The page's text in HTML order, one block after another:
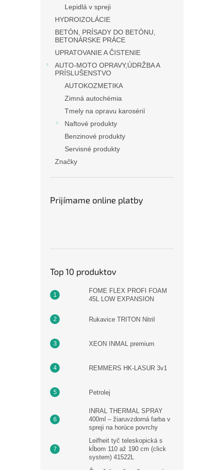
Lepidlá v spreji
HYDROIZOLÁCIE
BETÓN, PRÍSADY DO BETÓNU,
BETONÁRSKE PRÁCE
UPRATOVANIE A ČISTENIE
AUTO-MOTO OPRAVY,ÚDRŽBA A
PRÍSLUŠENSTVO
AUTOKOZMETIKA
Zimná autochémia
Tmely na opravu karosérií
Naftové produkty
Benzinové produkty
Servisné produkty
Značky
Prijímame online platby
Top 10 produktov
FOME FLEX PROFI FOAM
45L LOW EXPANSION
Rukavice TRITON Nitril
XEON INMAL premium
REMMERS HK-LASUR 3v1
Petrolej
INRAL THERMAL SPRAY
400ml – žiaruvzdorná farba v
spreji na horúce povrchy
Leifheit tyč teleskopická s
kĺbom 110 až 190 cm (click
system) 41522L